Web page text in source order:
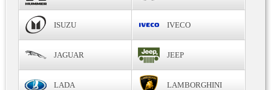
ISUZU IVECO
JAGUAR JEEP
LADA LAMBORGHINI